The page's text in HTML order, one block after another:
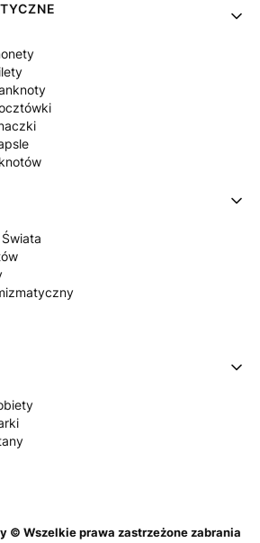
© Wszelkie prawa zastrzeżone zabrania